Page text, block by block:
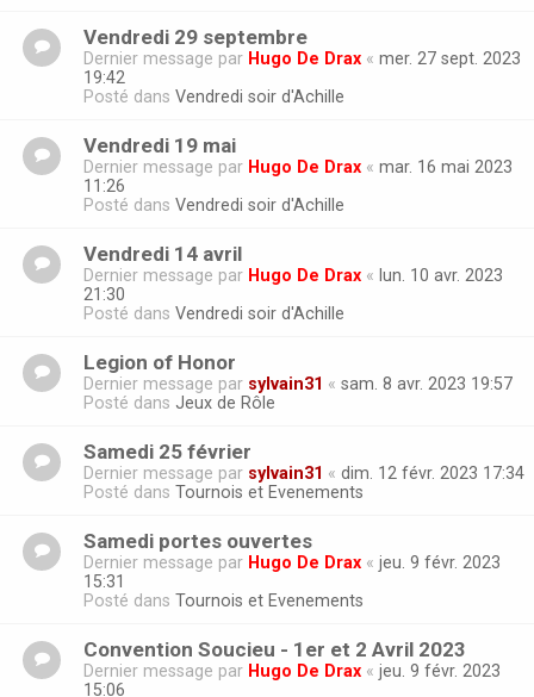
Vendredi 29 septembre
Dernier message par Hugo De Drax « mer. 27 sept. 2023
19:42
Posté dans Vendredi soir d'Achille
Vendredi 19 mai
Dernier message par Hugo De Drax « mar. 16 mai 2023
11:26
Posté dans Vendredi soir d'Achille
Vendredi 14 avril
Dernier message par Hugo De Drax « lun. 10 avr. 2023
21:30
Posté dans Vendredi soir d'Achille
Legion of Honor
Dernier message par sylvain31 « sam. 8 avr. 2023 19:57
Posté dans Jeux de Rôle
Samedi 25 février
Dernier message par sylvain31 « dim. 12 févr. 2023 17:34
Posté dans Tournois et Evenements
Samedi portes ouvertes
Dernier message par Hugo De Drax « jeu. 9 févr. 2023
15:31
Posté dans Tournois et Evenements
Convention Soucieu - 1er et 2 Avril 2023
Dernier message par Hugo De Drax « jeu. 9 févr. 2023
15:06